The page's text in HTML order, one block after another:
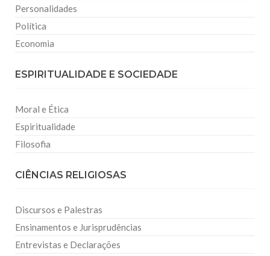
Personalidades
Política
Economia
ESPIRITUALIDADE E SOCIEDADE
Moral e Ética
Espiritualidade
Filosofia
CIÊNCIAS RELIGIOSAS
Discursos e Palestras
Ensinamentos e Jurisprudências
Entrevistas e Declarações